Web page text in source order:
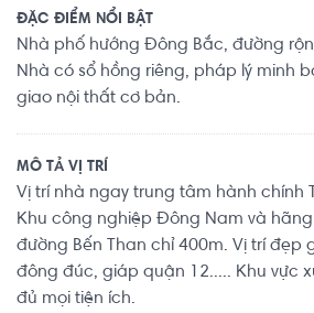
ĐẶC ĐIỂM NỔI BẬT
Nhà phố hướng Đông Bắc, đường
Nhà có sổ hồng riêng, pháp lý minh
giao nội thất cơ bản.
MÔ TẢ VỊ TRÍ
Vị trí nhà ngay trung tâm hành chính
Khu công nghiệp Đông Nam và
đường Bến Than chỉ 400m. Vị trí đẹp
đông đúc, giáp quận 12..... Khu vực
đủ mọi tiện ích.